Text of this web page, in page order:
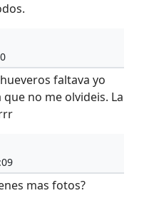
faltava yo
no me olvideis. La
mas fotos?